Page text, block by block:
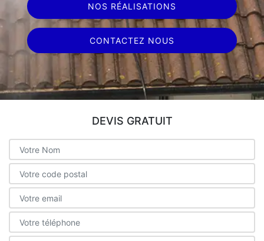
NOS RÉALISATIONS
CONTACTEZ NOUS
DEVIS GRATUIT